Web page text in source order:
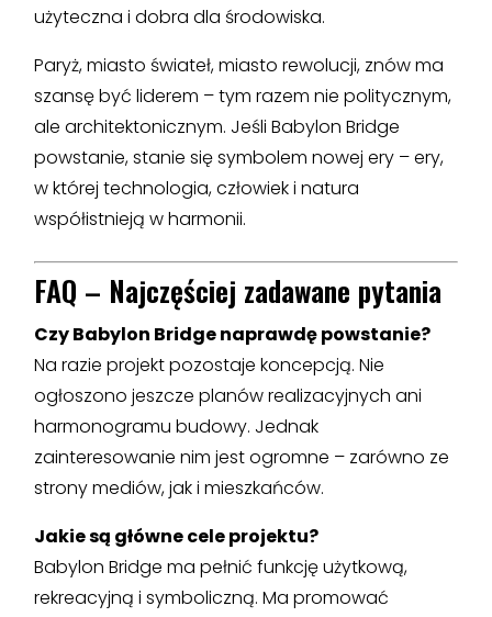
użyteczna i dobra dla środowiska.
Paryż, miasto świateł, miasto rewolucji, znów ma
szansę być liderem – tym razem nie politycznym,
ale architektonicznym. Jeśli Babylon Bridge
powstanie, stanie się symbolem nowej ery – ery,
w której technologia, człowiek i natura
współistnieją w harmonii.
FAQ – Najczęściej zadawane pytania
Czy Babylon Bridge naprawdę powstanie?
Na razie projekt pozostaje koncepcją. Nie
ogłoszono jeszcze planów realizacyjnych ani
harmonogramu budowy. Jednak
zainteresowanie nim jest ogromne – zarówno ze
strony mediów, jak i mieszkańców.
Jakie są główne cele projektu?
Babylon Bridge ma pełnić funkcję użytkową,
rekreacyjną i symboliczną. Ma promować